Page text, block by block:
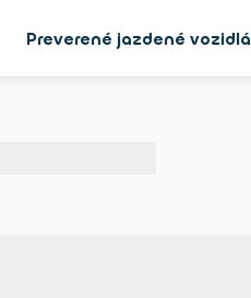
Preverené jazdené vozidlá